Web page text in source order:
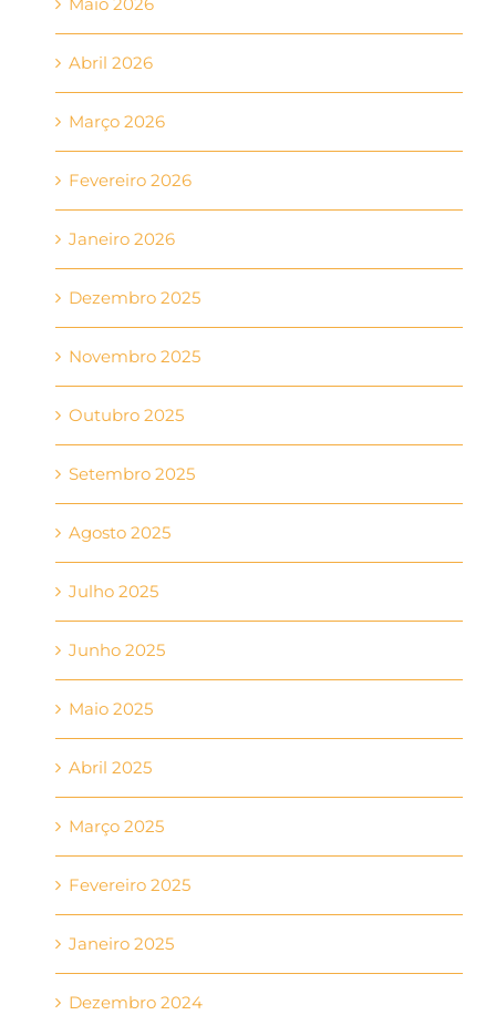
Abril 2026
Março 2026
Fevereiro 2026
Janeiro 2026
Dezembro 2025
Novembro 2025
Outubro 2025
Setembro 2025
Agosto 2025
Julho 2025
Junho 2025
Maio 2025
Abril 2025
Março 2025
Fevereiro 2025
Janeiro 2025
Dezembro 2024